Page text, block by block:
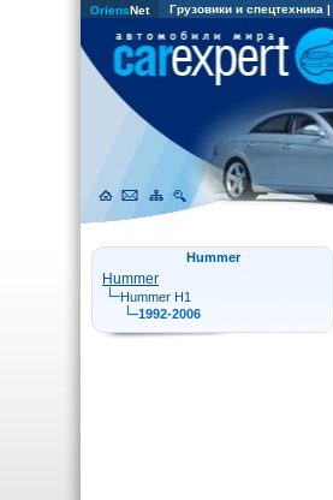
OriensNet Грузовики и спецтехника |
Hummer
Hummer
Hummer H1
1992-2006